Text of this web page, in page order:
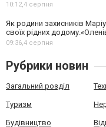
10:12,4 серпня
Як родини захисників
своїх рідних
09:36,4 серпня
Рубрики новин
Загальний розділ
Туризм
Будівництво